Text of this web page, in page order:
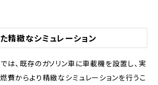
精緻なシミュレーション
は、既存のガソリン車に車載機を設置し、実
費からより精緻なシミュレーションを行うこ